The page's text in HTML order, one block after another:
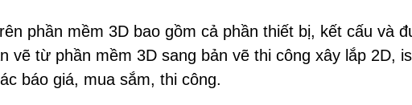
phần mềm 3D bao gồm cả phần thiết bị, kết cấu và
vẽ từ phần mềm 3D sang bản vẽ thi công xây lắp 2D,
báo giá, mua sắm, thi công.